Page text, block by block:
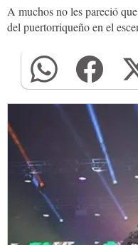
A muchos no les pareció
del puertorriqueño en el